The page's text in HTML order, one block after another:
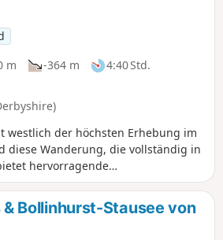
m -364 m
4:40 Std.
westlich der höchsten Erhebung im
diese Wanderung, die vollständig in
hervorragende
Der Hinweg über den Mount Famine
und sobald Sie Edale Cross erreicht
auf den Hochmooren. Auch der
ist sehr interessant.
Bollinhurst-Stausee von